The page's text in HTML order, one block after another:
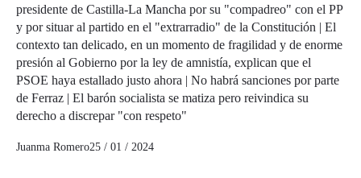
presidente de Castilla-La Mancha por su "compadreo" con el PP
y por situar al partido en el "extrarradio" de la Constitución | El
contexto tan delicado, en un momento de fragilidad y de enorme
presión al Gobierno por la ley de amnistía, explican que el
PSOE haya estallado justo ahora | No habrá sanciones por parte
de Ferraz | El barón socialista se matiza pero reivindica su
derecho a discrepar "con respeto"
Juanma Romero25 / 01 / 2024